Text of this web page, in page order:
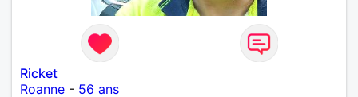
Ricket
Roanne - 56 ans